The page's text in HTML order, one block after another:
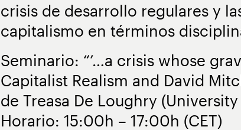
crisis de desarrollo regulares y
capitalismo en términos
Seminario: “’…a crisis whose
Capitalist Realism and David
de Treasa De Loughry
Horario: 15:00h – 17:00h (CET)